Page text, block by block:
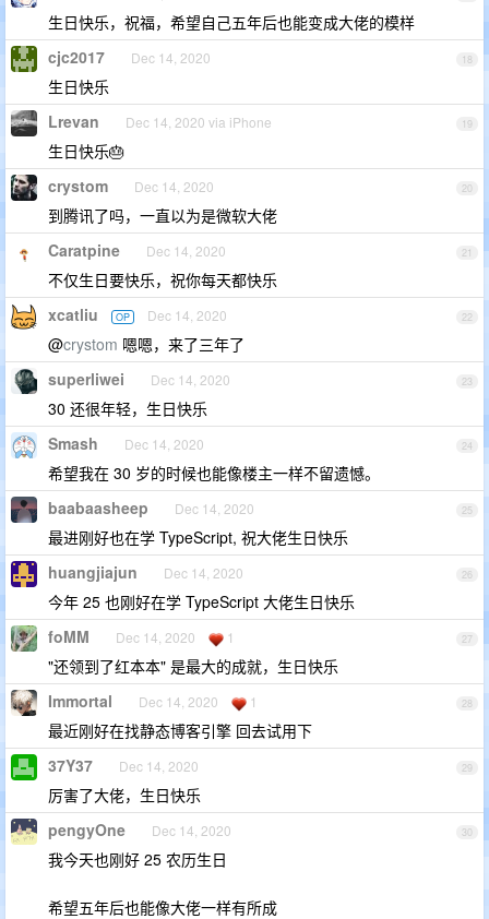
生日快乐，祝福，希望自己五年后也能变成大佬的模样
18
cjc2017 Dec 14, 2020
生日快乐
19
Lrevan Dec 14, 2020 via iPhone
生日快乐🎂
20
crystom Dec 14, 2020
到腾讯了吗，一直以为是微软大佬
21
Caratpine Dec 14, 2020
不仅生日要快乐，祝你每天都快乐
22
xcatliu OP Dec 14, 2020
@crystom 嗯嗯，来了三年了
23
superliwei Dec 14, 2020
30 还很年轻，生日快乐
24
Smash Dec 14, 2020
希望我在 30 岁的时候也能像楼主一样不留遗憾。
25
baabaasheep Dec 14, 2020
最进刚好也在学 TypeScript, 祝大佬生日快乐
26
huangjiajun Dec 14, 2020
今年 25 也刚好在学 TypeScript 大佬生日快乐
27
foMM Dec 14, 2020 1
"还领到了红本本" 是最大的成就，生日快乐
28
Immortal Dec 14, 2020 1
最近刚好在找静态博客引擎 回去试用下
29
37Y37 Dec 14, 2020
厉害了大佬，生日快乐
30
pengyOne Dec 14, 2020
我今天也刚好 25 农历生日
希望五年后也能像大佬一样有所成